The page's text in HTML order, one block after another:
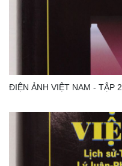
ĐIỆN ẢNH VIỆT NAM - TẬP 2